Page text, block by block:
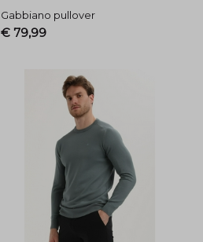
Gabbiano pullover
€ 79,99